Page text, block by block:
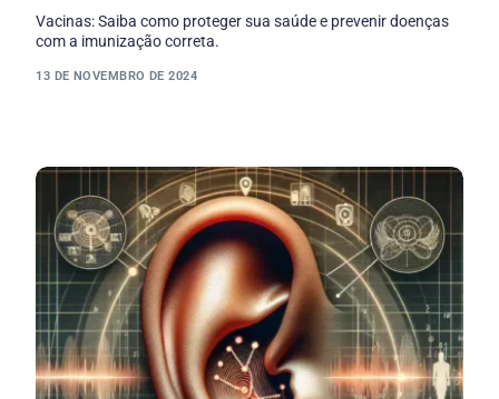
Vacinas: Saiba como proteger sua saúde e prevenir doenças
com a imunização correta.
13 DE NOVEMBRO DE 2024